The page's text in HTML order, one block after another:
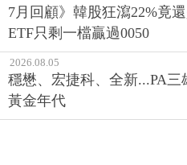
7月回顧》韓股狂瀉22%竟
ETF只剩一檔贏過0050
2026.08.05
穩懋、宏捷科、全新...PA
黃金年代